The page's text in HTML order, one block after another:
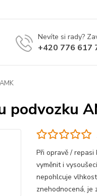
Nevíte si rady?
+420 776 617
podvozku
Při opravě /
vyměnit i
nepohlcuje
znehodnocená, je